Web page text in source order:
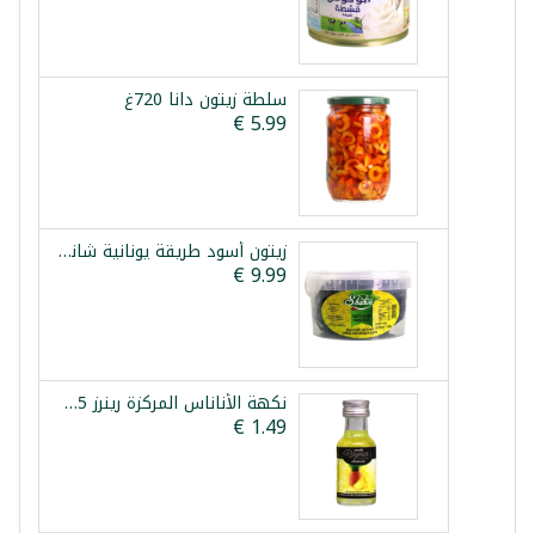
سلطة زيتون دانا 720غ
زيتون أسود طريقة يونانية شانيا 1.5كغ
نكهة الأناناس المركزة رينرز 25مل